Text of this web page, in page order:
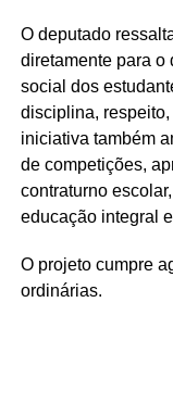
O deputado
diretamente para o
social dos
disciplina,
iniciativa também
de competições,
contraturno
educação integral
O projeto cumpre
ordinárias.